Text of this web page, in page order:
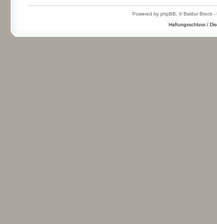
Powered by phpBB, © Baldur Brock -
Haftungsschluss /